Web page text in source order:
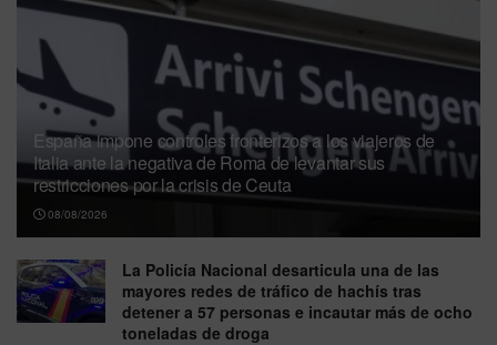
España impone controles fronterizos a los viajeros de
Italia ante la negativa de Roma de levantar sus
restricciones por la crisis de Ceuta
08/08/2026
La Policía Nacional desarticula una de las
mayores redes de tráfico de hachís tras
detener a 57 personas e incautar más de ocho
toneladas de droga